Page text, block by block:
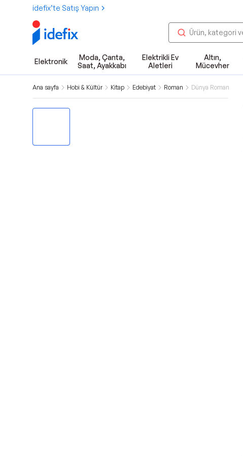
idefix’te Satış Yapın
Elektronik
Moda, Çanta,
Saat, Ayakkabı
Elektrikli Ev
Aletleri
Altın,
Mücevher
Ana sayfa Hobi & Kültür Kitap Edebiyat Roman Dünya Roman